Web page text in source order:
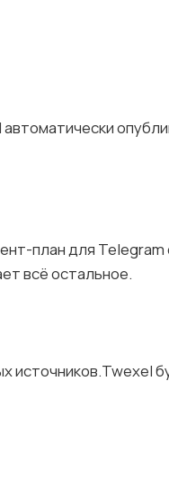
план для
всё остальное.
источников.Twexel